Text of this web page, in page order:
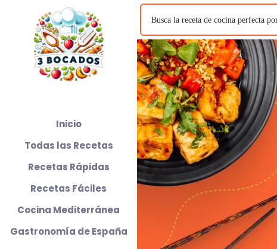
Inicio
Todas las Recetas
Recetas Rápidas
Recetas Fáciles
Cocina Mediterránea
Gastronomía de España